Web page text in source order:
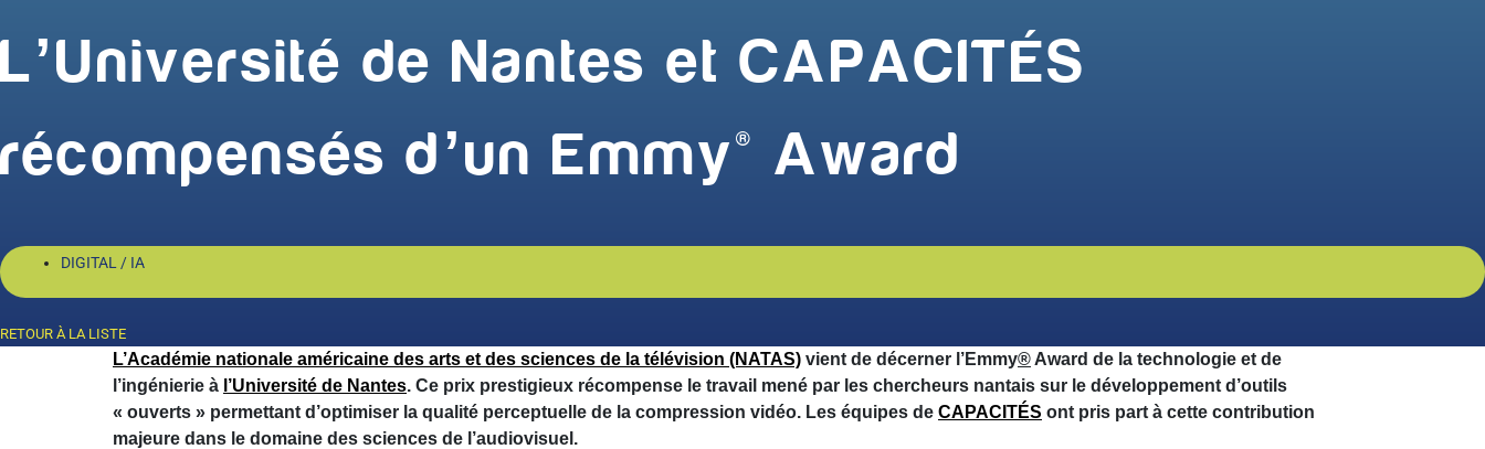
L’Université de Nantes et CAPACITÉS
récompensés d’un Emmy® Award
DIGITAL / IA
RETOUR À LA LISTE
L’Académie nationale américaine des arts et des sciences de la télévision (NATAS) vient de décerner l’Emmy® Award de la technologie et de
l’ingénierie à l’Université de Nantes. Ce prix prestigieux récompense le travail mené par les chercheurs nantais sur le développement d’outils
« ouverts » permettant d’optimiser la qualité perceptuelle de la compression vidéo. Les équipes de CAPACITÉS ont pris part à cette contribution
majeure dans le domaine des sciences de l’audiovisuel.